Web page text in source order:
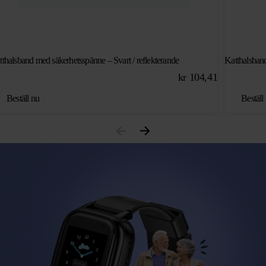
med säkerhetsspänne – Svart / reflekterande
kr104,41
Beställ nu Beställ